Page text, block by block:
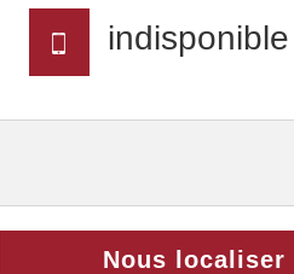
indisponible
Nous localiser